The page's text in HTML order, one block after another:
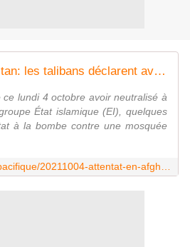
Attentat en Afghanistan: les talibans déclarent avoir neutralisé une cellule de l'EI
lundi 4 octobre avoir neutralisé à
État islamique (EI), quelques
à la bombe contre une mosquée